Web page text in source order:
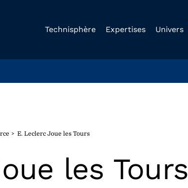
Technisphère Expertises Univers
E. Leclerc Joue les Tours
les Tours